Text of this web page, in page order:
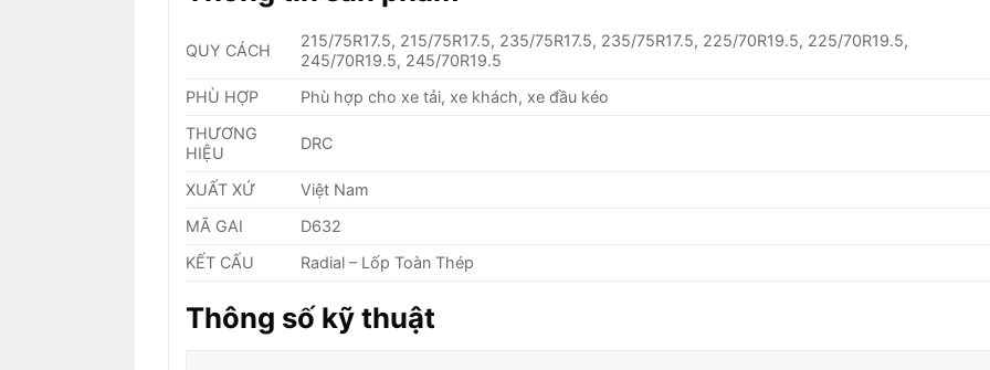
QUY CÁCH
215/75R17.5, 215/75R17.5, 235/75R17.5, 235/75R17.5, 225/70R19.5, 225/70R19.5,
245/70R19.5, 245/70R19.5
PHÙ HỢP
Phù hợp cho xe tải, xe khách, xe đầu kéo
THƯƠNG
HIỆU
DRC
XUẤT XỨ
Việt Nam
MÃ GAI
D632
KẾT CẤU
Radial – Lốp Toàn Thép
Thông số kỹ thuật